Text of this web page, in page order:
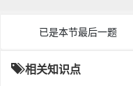
已是本节最后一题
相关知识点